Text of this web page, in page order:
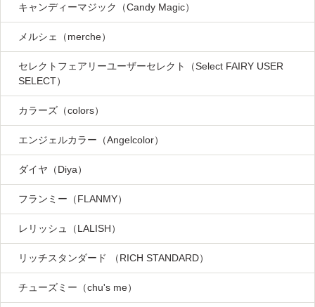
キャンディーマジック（Candy Magic）
メルシェ（merche）
セレクトフェアリーユーザーセレクト（Select FAIRY USER
SELECT）
カラーズ（colors）
エンジェルカラー（Angelcolor）
ダイヤ（Diya）
フランミー（FLANMY）
レリッシュ（LALISH）
リッチスタンダード （RICH STANDARD）
チューズミー（chu's me）